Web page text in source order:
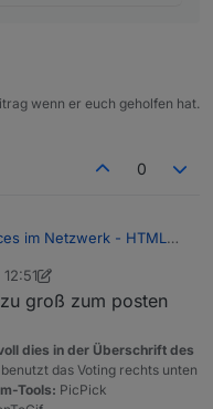
wenn er euch geholfen hat.
0
im Netzwerk - HTML
des scriptes
mit chromium
groß zum posten
dies in der Überschrift des
das Voting rechts unten
Tools: PicPick